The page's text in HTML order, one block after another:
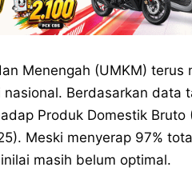
Menengah (UMKM) terus
Berdasarkan data
Produk Domestik Bruto
Meski menyerap 97%
masih belum optimal.